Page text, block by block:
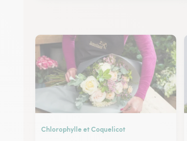
Chlorophylle et Coquelicot